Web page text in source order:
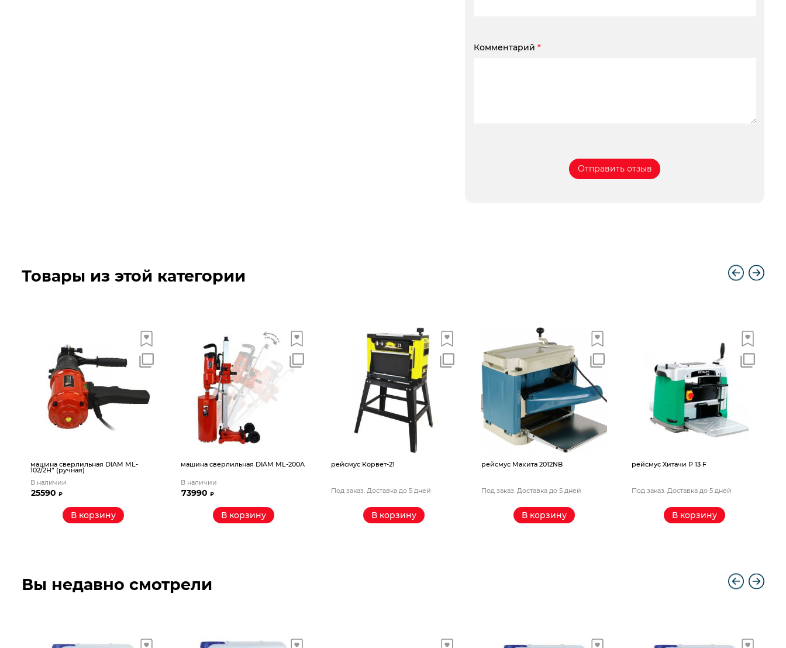
Комментарий *
Товары из этой категории
машина сверлильная DIAM ML-200A
В наличии
73990
В корзину
рейсмус Корвет-21
Под заказ. Доставка до 5 дней
В корзину
рейсмус Макита 2012NB
Под заказ. Доставка до 5 дней
В корзину
рейсмус Хитачи P 13 F
Под заказ. Доставка до 5 дней
В корзину
станок дер/об. БЕЛМАШ MOGILEV
2,4
Под заказ. Доставка до 5 дней
В корзину
Вы недавно смотрели